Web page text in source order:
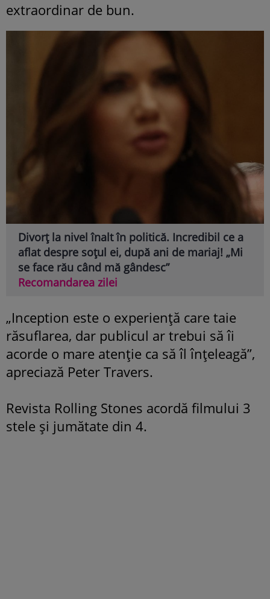
extraordinar de bun.
Divorț la nivel înalt în politică. Incredibil ce a
aflat despre soțul ei, după ani de mariaj! „Mi
se face rău când mă gândesc”
Recomandarea zilei
„Inception este o experienţă care taie
răsuflarea, dar publicul ar trebui să îi
acorde o mare atenţie ca să îl înţeleagă”,
apreciază Peter Travers.
Revista Rolling Stones acordă filmului 3
stele şi jumătate din 4.